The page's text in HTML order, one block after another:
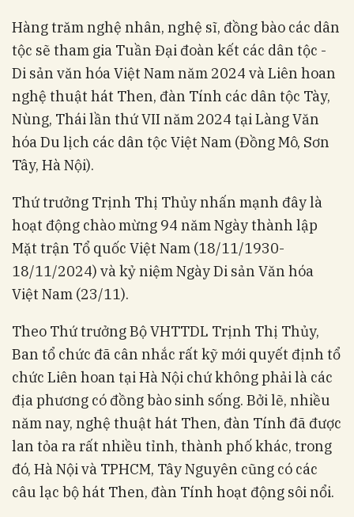
Hàng trăm nghệ nhân, nghệ sĩ, đồng bào các dân
tộc sẽ tham gia Tuần Đại đoàn kết các dân tộc -
Di sản văn hóa Việt Nam năm 2024 và Liên hoan
nghệ thuật hát Then, đàn Tính các dân tộc Tày,
Nùng, Thái lần thứ VII năm 2024 tại Làng Văn
hóa Du lịch các dân tộc Việt Nam (Đồng Mô, Sơn
Tây, Hà Nội).
Thứ trưởng Trịnh Thị Thủy nhấn mạnh đây là
hoạt động chào mừng 94 năm Ngày thành lập
Mặt trận Tổ quốc Việt Nam (18/11/1930-
18/11/2024) và kỷ niệm Ngày Di sản Văn hóa
Việt Nam (23/11).
Theo Thứ trưởng Bộ VHTTDL Trịnh Thị Thủy,
Ban tổ chức đã cân nhắc rất kỹ mới quyết định tổ
chức Liên hoan tại Hà Nội chứ không phải là các
địa phương có đồng bào sinh sống. Bởi lẽ, nhiều
năm nay, nghệ thuật hát Then, đàn Tính đã được
lan tỏa ra rất nhiều tỉnh, thành phố khác, trong
đó, Hà Nội và TPHCM, Tây Nguyên cũng có các
câu lạc bộ hát Then, đàn Tính hoạt động sôi nổi.